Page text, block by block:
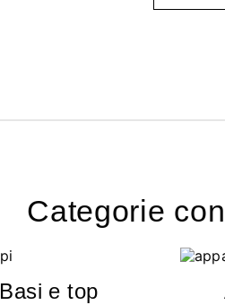
Categorie
Basi e top